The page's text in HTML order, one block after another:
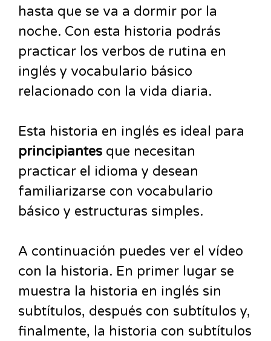
hasta que se va a dormir por la
noche. Con esta historia podrás
practicar los verbos de rutina en
inglés y vocabulario básico
relacionado con la vida diaria.
Esta historia en inglés es ideal para
principiantes que necesitan
practicar el idioma y desean
familiarizarse con vocabulario
básico y estructuras simples.
A continuación puedes ver el vídeo
con la historia. En primer lugar se
muestra la historia en inglés sin
subtítulos, después con subtítulos y,
finalmente, la historia con subtítulos